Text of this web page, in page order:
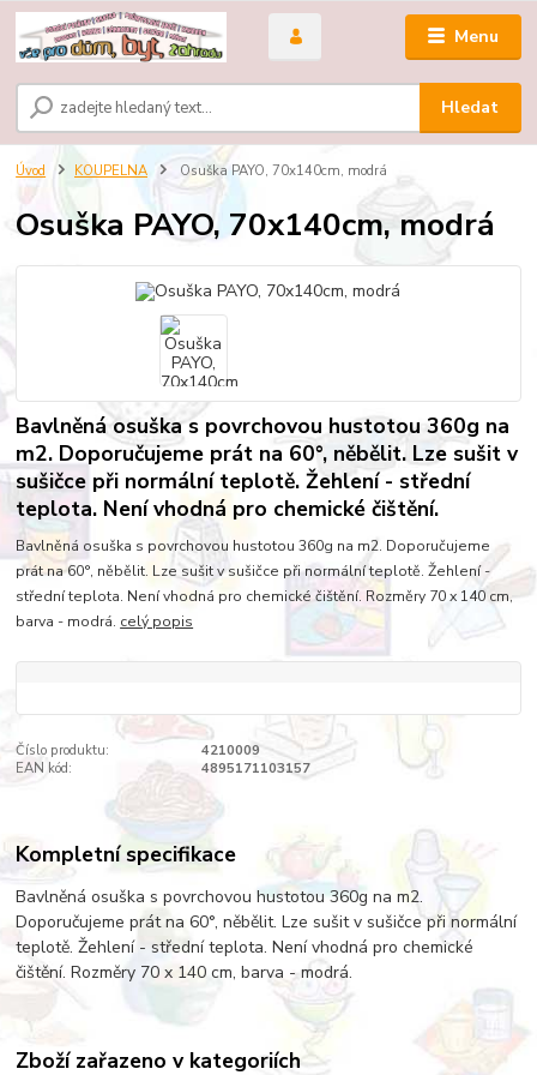
Menu
Hledat
Úvod KOUPELNA Osuška PAYO, 70x140cm, modrá
Osuška PAYO, 70x140cm, modrá
Bavlněná osuška s povrchovou hustotou 360g na
m2. Doporučujeme prát na 60°, něbělit. Lze sušit v
sušičce při normální teplotě. Žehlení - střední
teplota. Není vhodná pro chemické čištění.
Bavlněná osuška s povrchovou hustotou 360g na m2. Doporučujeme
prát na 60°, něbělit. Lze sušit v sušičce při normální teplotě. Žehlení -
střední teplota. Není vhodná pro chemické čištění. Rozměry 70 x 140 cm,
barva - modrá. celý popis
Číslo produktu:
4210009
EAN kód:
4895171103157
Kompletní specifikace
Bavlněná osuška s povrchovou hustotou 360g na m2.
Doporučujeme prát na 60°, něbělit. Lze sušit v sušičce při normální
teplotě. Žehlení - střední teplota. Není vhodná pro chemické
čištění. Rozměry 70 x 140 cm, barva - modrá.
Zboží zařazeno v kategoriích